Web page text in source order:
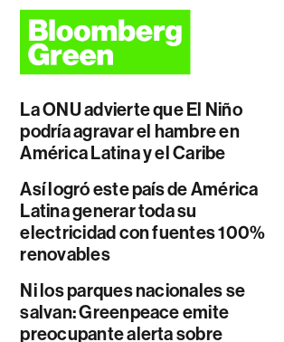
La ONU advierte que El Niño
podría agravar el hambre en
América Latina y el Caribe
Así logró este país de América
Latina generar toda su
electricidad con fuentes 100%
renovables
Ni los parques nacionales se
salvan: Greenpeace emite
preocupante alerta sobre